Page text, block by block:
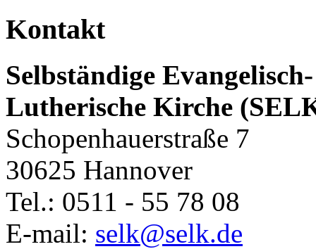
Kontakt
Selbständige Evangelisch-
Lutherische Kirche
Schopenhauerstraße 7
30625 Hannover
Tel.: 0511 - 55 78 08
E-mail: selk@selk.de